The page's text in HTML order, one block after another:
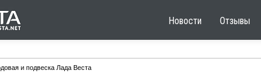
Новости Отзывы
и подвеска Лада Веста